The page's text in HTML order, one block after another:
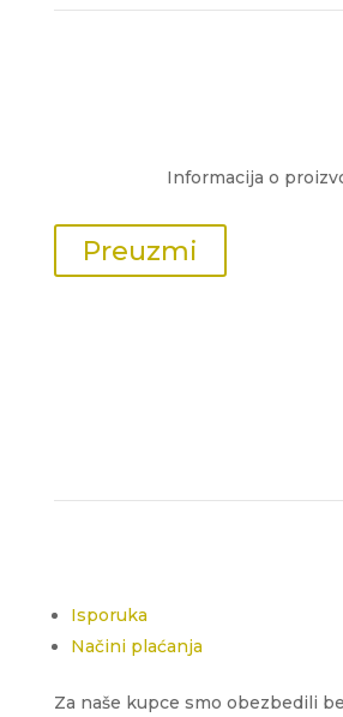
Informacija o
Preuzmi
Isporuka
Načini plaćanja
Za naše kupce smo obezbedili